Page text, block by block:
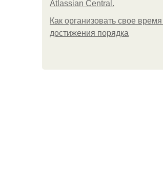
Atlassian Central.
Как организовать свое
достижения порядка